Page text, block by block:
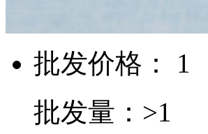
批发价格： 1
批发量：>1